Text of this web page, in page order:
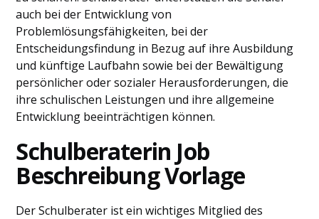
auch bei der Entwicklung von
Problemlösungsfähigkeiten, bei der
Entscheidungsfindung in Bezug auf ihre Ausbildung
und künftige Laufbahn sowie bei der Bewältigung
persönlicher oder sozialer Herausforderungen, die
ihre schulischen Leistungen und ihre allgemeine
Entwicklung beeinträchtigen können.
Schulberaterin Job
Beschreibung Vorlage
Der Schulberater ist ein wichtiges Mitglied des